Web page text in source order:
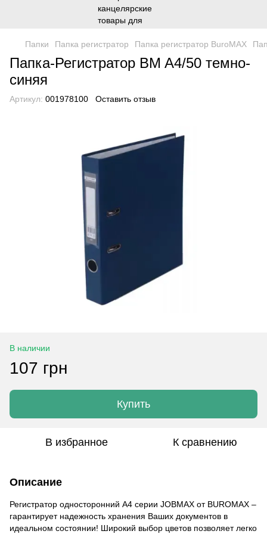
Папки Папка регистратор Папка регистратор BuroMAX
Папка-Регистратор BM A4/50 темно-
синяя
Артикул: 001978100 Оставить отзыв
В наличии
107 грн
Купить
В избранное К сравнению
Описание
Регистратор односторонний А4 серии JOBMAX от BUROMAX –
гарантирует надежность хранения Ваших документов в
идеальном состоянии! Широкий выбор цветов позволяет легко